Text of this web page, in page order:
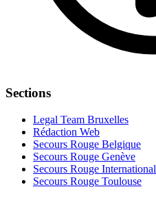
Sections
Legal Team Bruxelles
Rédaction Web
Secours Rouge Belgique
Secours Rouge Genève
Secours Rouge International
Secours Rouge Toulouse